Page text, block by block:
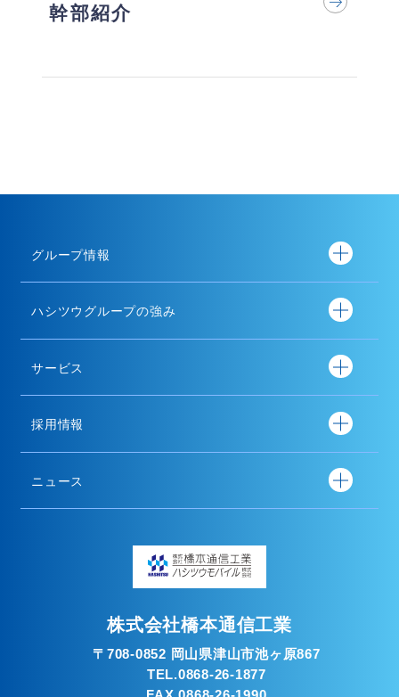
幹部紹介
株式会社橋本通信工業
〒708-0852 岡山県津山市池ヶ原867
TEL.0868-26-1877
グループ情報
ハシツウグループの強み
サービス
採用情報
ニュース